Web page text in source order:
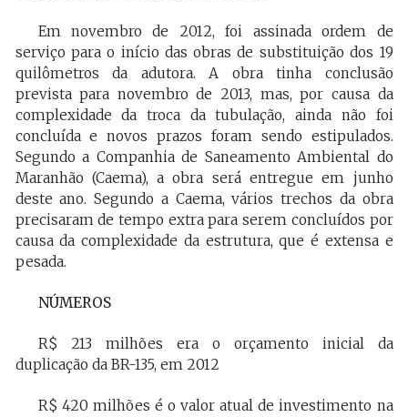
Em novembro de 2012, foi assinada ordem de
serviço para o início das obras de substituição dos 19
quilômetros da adutora. A obra tinha conclusão
prevista para novembro de 2013, mas, por causa da
complexidade da troca da tubulação, ainda não foi
concluída e novos prazos foram sendo estipulados.
Segundo a Companhia de Saneamento Ambiental do
Maranhão (Caema), a obra será entregue em junho
deste ano. Segundo a Caema, vários trechos da obra
precisaram de tempo extra para serem concluídos por
causa da complexidade da estrutura, que é extensa e
pesada.
NÚMEROS
R$ 213 milhões era o orçamento inicial da
duplicação da BR-135, em 2012
R$ 420 milhões é o valor atual de investimento na